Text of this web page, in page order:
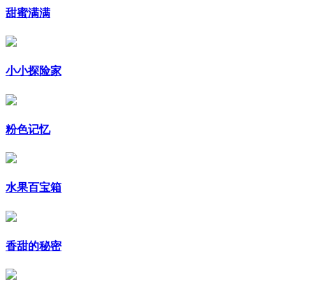
甜蜜满满
小小探险家
粉色记忆
水果百宝箱
香甜的秘密